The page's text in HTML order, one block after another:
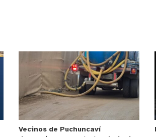
Vecinos de Puchuncaví